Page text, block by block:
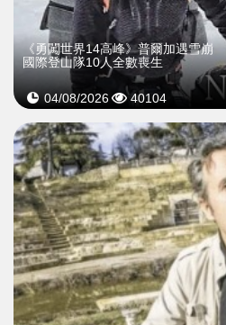
《勇闖世界14高峰》普爾加遇雪崩
國際登山隊10人全數喪生
04/08/2026 40104